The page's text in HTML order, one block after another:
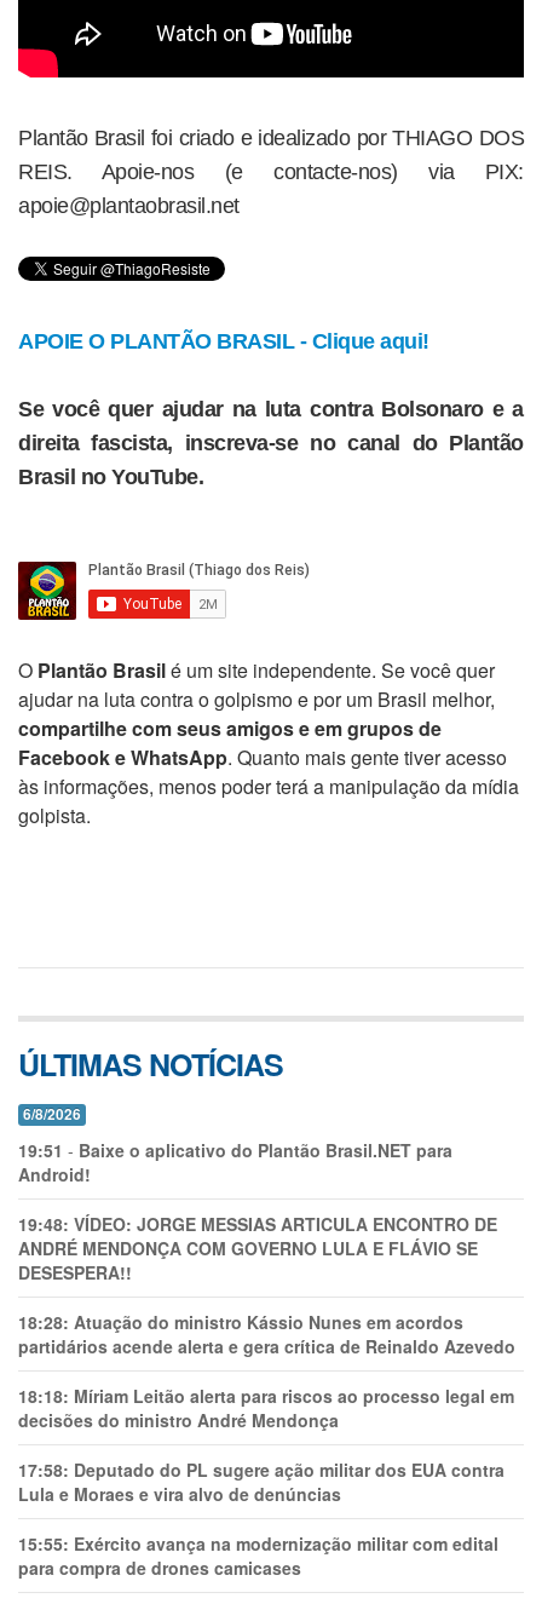
Plantão Brasil foi criado e idealizado por THIAGO DOS
REIS. Apoie-nos (e contacte-nos) via PIX:
apoie@plantaobrasil.net
APOIE O PLANTÃO BRASIL - Clique aqui!
Se você quer ajudar na luta contra Bolsonaro e a
direita fascista, inscreva-se no canal do Plantão
Brasil no YouTube.
O Plantão Brasilé um site independente. Se você quer
ajudar na luta contra o golpismo e por um Brasil melhor,
compartilhe com seus amigos e em grupos de
Facebook e WhatsApp. Quanto mais gente tiver acesso
às informações, menos poder terá a manipulação da mídia
golpista.
ÚLTIMAS NOTÍCIAS
6/8/2026
19:51 - Baixe o aplicativo do Plantão Brasil.NET para
Android!
19:48: VÍDEO: JORGE MESSIAS ARTICULA ENCONTRO DE
ANDRÉ MENDONÇA COM GOVERNO LULA E FLÁVIO SE
DESESPERA!!
18:28: Atuação do ministro Kássio Nunes em acordos
partidários acende alerta e gera crítica de Reinaldo Azevedo
18:18: Míriam Leitão alerta para riscos ao processo legal em
decisões do ministro André Mendonça
17:58: Deputado do PL sugere ação militar dos EUA contra
Lula e Moraes e vira alvo de denúncias
15:55: Exército avança na modernização militar com edital
para compra de drones camicases